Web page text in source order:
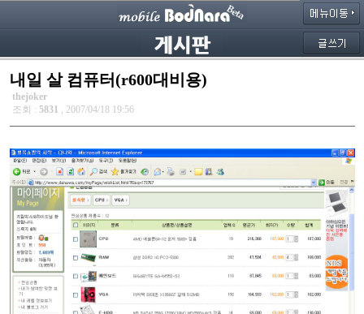
내일 살 컴퓨터(r600대비용)
thejoker
조회 : 5831 , 2007/04/18 19:56